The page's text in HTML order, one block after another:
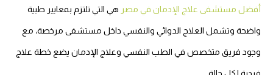
أفضل مستشفى علاج الإدمان في مصر هي التي تلتزم بمعايير طبية
واضحة وتشمل العلاج الدوائي والنفسي داخل مستشفى مرخصة، مع
وجود فريق متخصص في الطب النفسي وعلاج الإدمان يضع خطة علاج